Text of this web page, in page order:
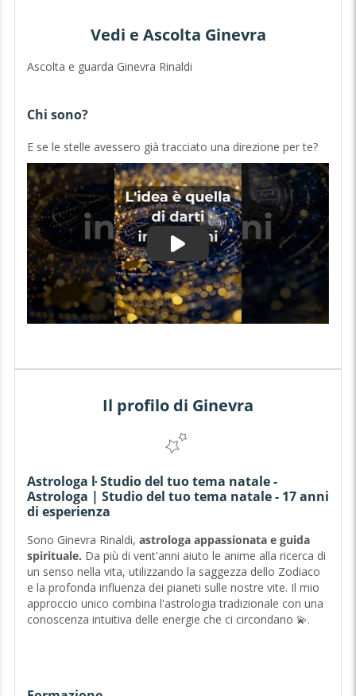
Vedi e Ascolta Ginevra
Ascolta e guarda Ginevra Rinaldi
Chi sono?
E se le stelle avessero già tracciato una direzione per te?
Il profilo di Ginevra
Astrologa ŀ Studio del tuo tema natale -
Astrologa | Studio del tuo tema natale - 17 anni
di esperienza
Sono Ginevra Rinaldi, astrologa appassionatae guida
spirituale. Da più di vent'anni aiuto le anime alla ricerca di
un senso nella vita, utilizzando la saggezza dello Zodiaco
e la profonda influenza dei pianeti sulle nostre vite. Il mio
approccio unico combina l'astrologia tradizionale con una
conoscenza intuitiva delle energie che ci circondano 💫.